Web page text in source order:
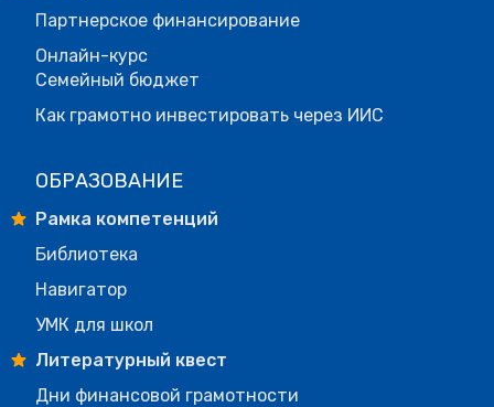
Партнерское финансирование
Онлайн-курс
Семейный бюджет
Как грамотно инвестировать через ИИС
ОБРАЗОВАНИЕ
Рамка компетенций
Библиотека
Навигатор
УМК для школ
Литературный квест
Дни финансовой грамотности